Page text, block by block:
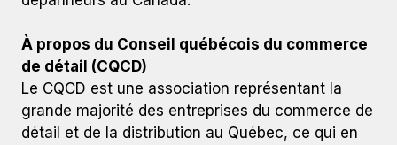
À propos du Conseil québécois du commerce
de détail (CQCD)
Le CQCD est une association représentant la
grande majorité des entreprises du commerce de
détail et de la distribution au Québec, ce qui en